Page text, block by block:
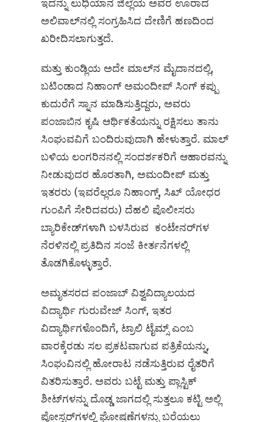
ಇದನ್ನು ಲುಧಿಯಾನ ಜಿಲ್ಲೆಯ ಅವರ ಊರಾದ
ಅಲಿವಾಲ್‌ನಲ್ಲಿ ಸಂಗ್ರಹಿಸಿದ ದೇಣಿಗೆ ಹಣದಿಂದ
ಖರೀದಿಸಲಾಗುತ್ತದೆ.
ಮತ್ತು ಕುಂಡ್ಲಿಯ ಅದೇ ಮಾಲ್‌ನ ಮೈದಾನದಲ್ಲಿ,
ಬಟಿಂಡಾದ ನಿಹಾಂಗ್ ಅಮಂದೀಪ್ ಸಿಂಗ್ ಕಪ್ಪು
ಕುದುರೆಗೆ ಸ್ನಾನ ಮಾಡಿಸುತ್ತಿದ್ದರು, ಅವರು
ಪಂಜಾಬಿನ ಕೃಷಿ ಆರ್ಥಿಕತೆಯನ್ನು ರಕ್ಷಿಸಲು ತಾನು
ಸಿಂಘುವವಿಗೆ ಬಂದಿರುವುದಾಗಿ ಹೇಳುತ್ತಾರೆ. ಮಾಲ್
ಬಳಿಯ ಲಂಗರಿನನಲ್ಲಿ ಸಂದರ್ಶಕರಿಗೆ ಆಹಾರವನ್ನು
ನೀಡುವುದರ ಹೊರತಾಗಿ, ಅಮಂದೀಪ್ ಮತ್ತು
ಇತರರು (ಇವರೆಲ್ಲರೂ ನಿಹಾಂಗ್ಸ್, ಸಿಖ್ ಯೋಧರ
ಗುಂಪಿಗೆ ಸೇರಿದವರು) ದೆಹಲಿ ಪೊಲೀಸರು
ಬ್ಯಾರಿಕೇಡ್‌ಗಳಾಗಿ ಬಳಸಿರುವ ಕಂಟೇನರ್‌ಗಳ
ನೆರಳಿನಲ್ಲಿ ಪ್ರತಿದಿನ ಸಂಜೆ ಕೀರ್ತನೆಗಳಲ್ಲಿ
ತೊಡಗಿಕೊಳ್ಳುತ್ತಾರೆ.
ಅಮೃತಸರದ ಪಂಜಾಬ್ ವಿಶ್ವವಿದ್ಯಾಲಯದ
ವಿದ್ಯಾರ್ಥಿ ಗುರುವೇಜ್ ಸಿಂಗ್, ಇತರ
ವಿದ್ಯಾರ್ಥಿಗಳೊಂದಿಗೆ, ಟ್ರಾಲಿ ಟೈಮ್ಸ್ ಎಂಬ
ವಾರಕ್ಕೆರಡು ಸಲ ಪ್ರಕಟವಾಗುವ ಪತ್ರಿಕೆಯನ್ನು,
ಸಿಂಘುವಿನಲ್ಲಿ ಹೋರಾಟ ನಡೆಸುತ್ತಿರುವ ರೈತರಿಗೆ
ವಿತರಿಸುತ್ತಾರೆ. ಅವರು ಬಟ್ಟೆ ಮತ್ತು ಪ್ಲಾಸ್ಟಿಕ್
ಶೀಟ್‌ಗಳನ್ನು ದೊಡ್ಡ ಜಾಗದಲ್ಲಿ ಸುತ್ತಲೂ ಕಟ್ಟಿ ಅಲ್ಲಿ
ಪೋಸ್ಟರ್‌ಗಳಲ್ಲಿ ಘೋಷಣೆಗಳನ್ನು ಬರೆಯಲು